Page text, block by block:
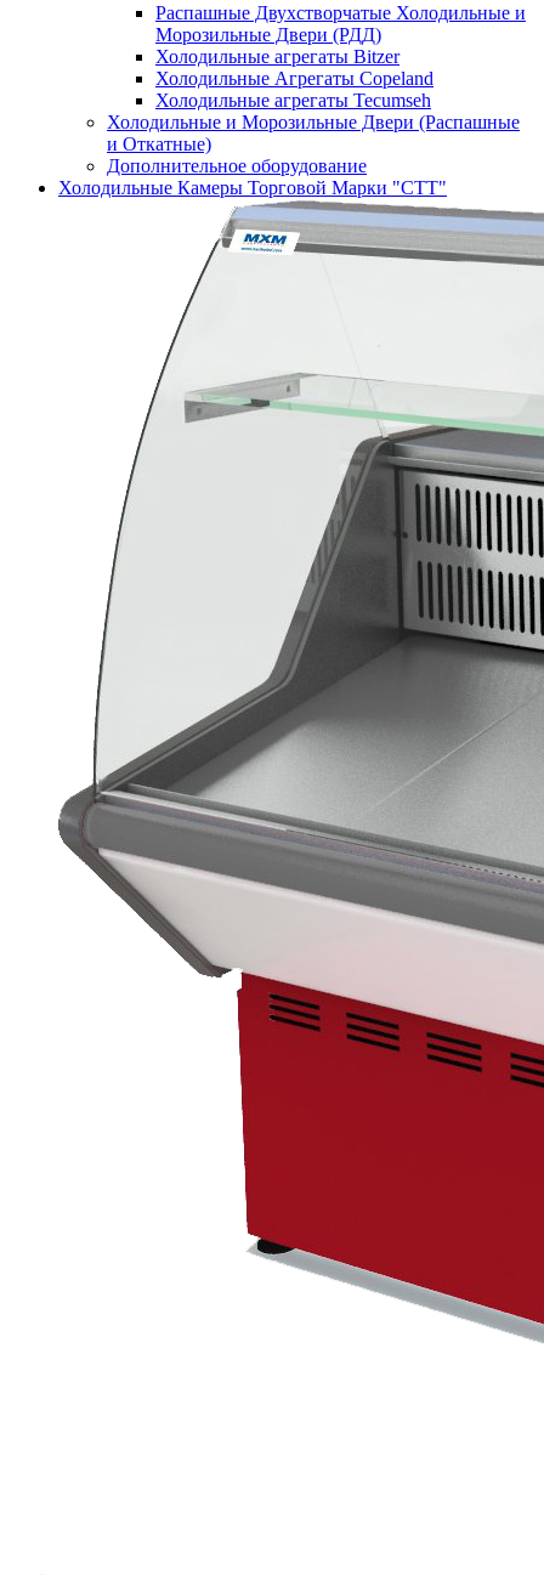
Распашные Двухстворчатые Холодильные и
Морозильные Двери (РДД)
Холодильные агрегаты Bitzer
Холодильные Агрегаты Copeland
Холодильные агрегаты Tecumseh
Холодильные и Морозильные Двери (Распашные
и Откатные)
Дополнительное оборудование
Холодильные Камеры Торговой Марки "СТТ"